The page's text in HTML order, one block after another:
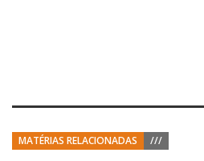
MATÉRIAS RELACIONADAS ///